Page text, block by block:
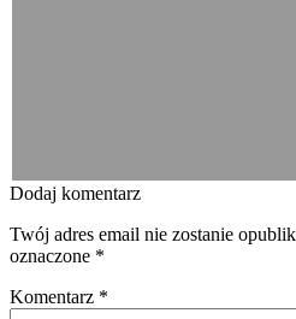
Dodaj komentarz
Twój adres email nie zostanie
oznaczone *
Komentarz *